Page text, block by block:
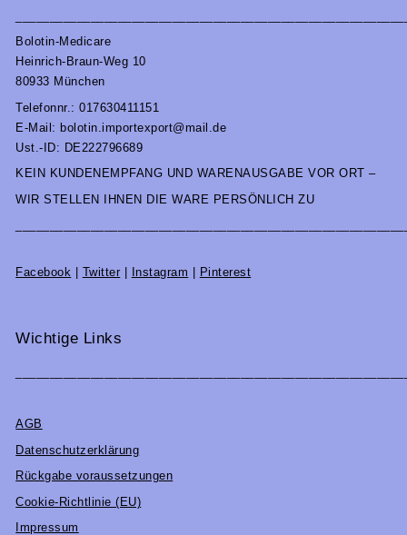
Bolotin-Medicare
Heinrich-Braun-Weg 10
80933 München
Telefonnr.: 017630411151
E-Mail: bolotin.importexport@mail.de
Ust.-ID: DE222796689
KEIN KUNDENEMPFANG UND WARENAUSGABE VOR ORT –
WIR STELLEN IHNEN DIE WARE PERSÖNLICH ZU
Facebook Twitter| Instagram Pinterest
Wichtige Links
AGB
Datenschutzerklärung
Rückgabe voraussetzungen
Cookie-Richtlinie (EU)
Impressum